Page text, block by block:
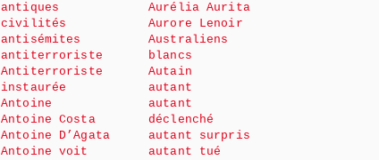
antiques
civilités
antisémites
antiterroriste
Antiterroriste
instaurée
Antoine
Antoine Costa
Antoine D’Agata
Antoine voit
Aurélia Aurita
Aurore Lenoir
Australiens
blancs
Autain
autant
autant
déclenché
autant surpris
autant tué